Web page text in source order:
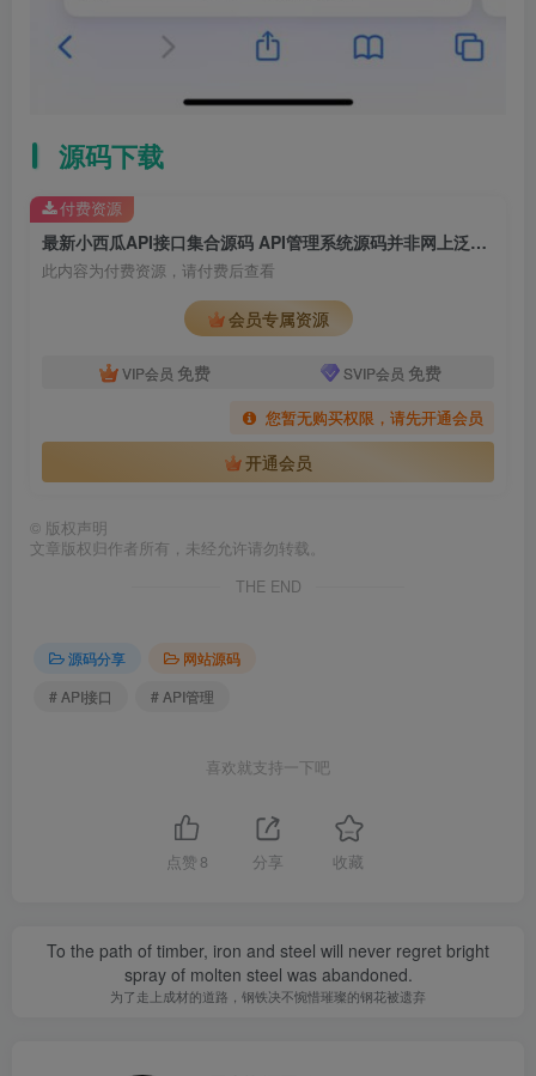
源码下载
最新小西瓜API接口集合源码 API管理系统源码并非网上泛滥的4.0版
此内容为付费资源，请付费后查看
会员专属资源
VIP会员 免费 SVIP会员 免费
您暂无购买权限，请先开通会员
开通会员
付费资源
© 版权声明
文章版权归作者所有，未经允许请勿转载。
THE END
源码分享
网站源码
# API接口
# API管理
喜欢就支持一下吧
点赞 8 分享 收藏
To the path of timber, iron and steel will never regret bright
spray of molten steel was abandoned.
为了走上成材的道路，钢铁决不惋惜璀璨的钢花被遗弃